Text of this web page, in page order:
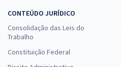
CONTEÚDO JURÍDICO
Consolidação das Leis do
Trabalho
Constituição Federal